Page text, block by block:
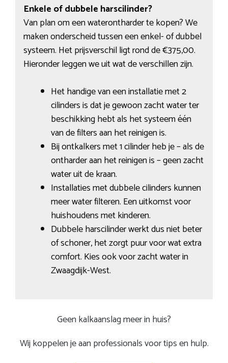
Enkele of dubbele harscilinder?
Van plan om een waterontharder te kopen? We
maken onderscheid tussen een enkel- of dubbel
systeem. Het prijsverschil ligt rond de €375,00.
Hieronder leggen we uit wat de verschillen zijn.
Het handige van een installatie met 2
cilinders is dat je gewoon zacht water ter
beschikking hebt als het systeem één
van de filters aan het reinigen is.
Bij ontkalkers met 1 cilinder heb je – als de
ontharder aan het reinigen is – geen zacht
water uit de kraan.
Installaties met dubbele cilinders kunnen
meer water filteren. Een uitkomst voor
huishoudens met kinderen.
Dubbele harscilinder werkt dus niet beter
of schoner, het zorgt puur voor wat extra
comfort. Kies ook voor zacht water in
Zwaagdijk-West.
Geen kalkaanslag meer in huis?
Wij koppelen je aan professionals voor tips en hulp.